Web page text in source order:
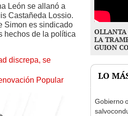
León se allanó a
Castañeda Lossio.
Simon es sindicado
hechos de la política
discrepa, se
Popular
LA
GUION
LO
Gobierno